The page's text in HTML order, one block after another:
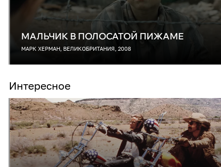
МАЛЬЧИК В ПОЛОСАТОЙ ПИЖАМЕ
МАРК ХЕРМАН, ВЕЛИКОБРИТАНИЯ, 2008
Интересное